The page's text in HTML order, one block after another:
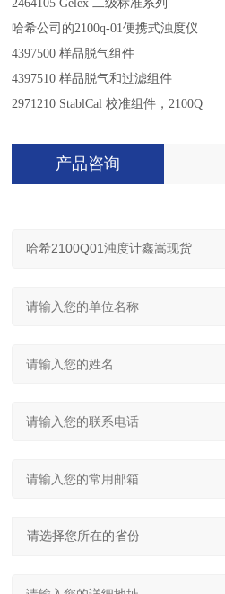
2464105 Gelex 二级标准系列
哈希公司的2100q-01便携式浊度仪
4397500 样品脱气组件
4397510 样品脱气和过滤组件
2971210 StablCal 校准组件，2100Q
产品咨询